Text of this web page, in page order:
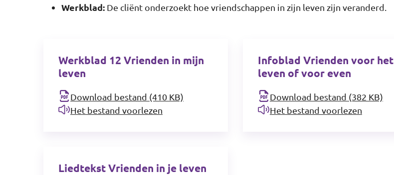
Werkblad: De cliënt onderzoekt hoe vriendschappen in zijn leven zijn veranderd.
Werkblad 12 Vrienden in mijn
leven
Download bestand (410 KB)
Het bestand voorlezen
Infoblad Vrienden voor het
leven of voor even
Download bestand (382 KB)
Het bestand voorlezen
Liedtekst Vrienden in je leven